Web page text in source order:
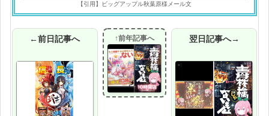
【引用】ビッグアップル秋葉原様メール文
←前日記事へ ↑前年記事へ 翌日記事へ→